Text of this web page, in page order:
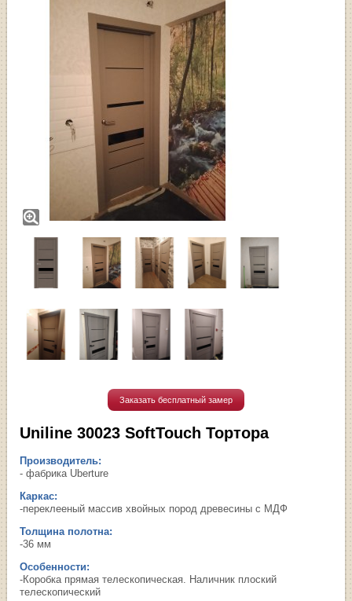
Заказать бесплатный замер
Uniline 30023 SoftTouch Тортора
Производитель:
- фабрика Uberture
Каркас:
-переклееный массив хвойных пород древесины с МДФ
Толщина полотна:
-36 мм
Особенности:
-Коробка прямая телескопическая. Наличник плоский
телескопический